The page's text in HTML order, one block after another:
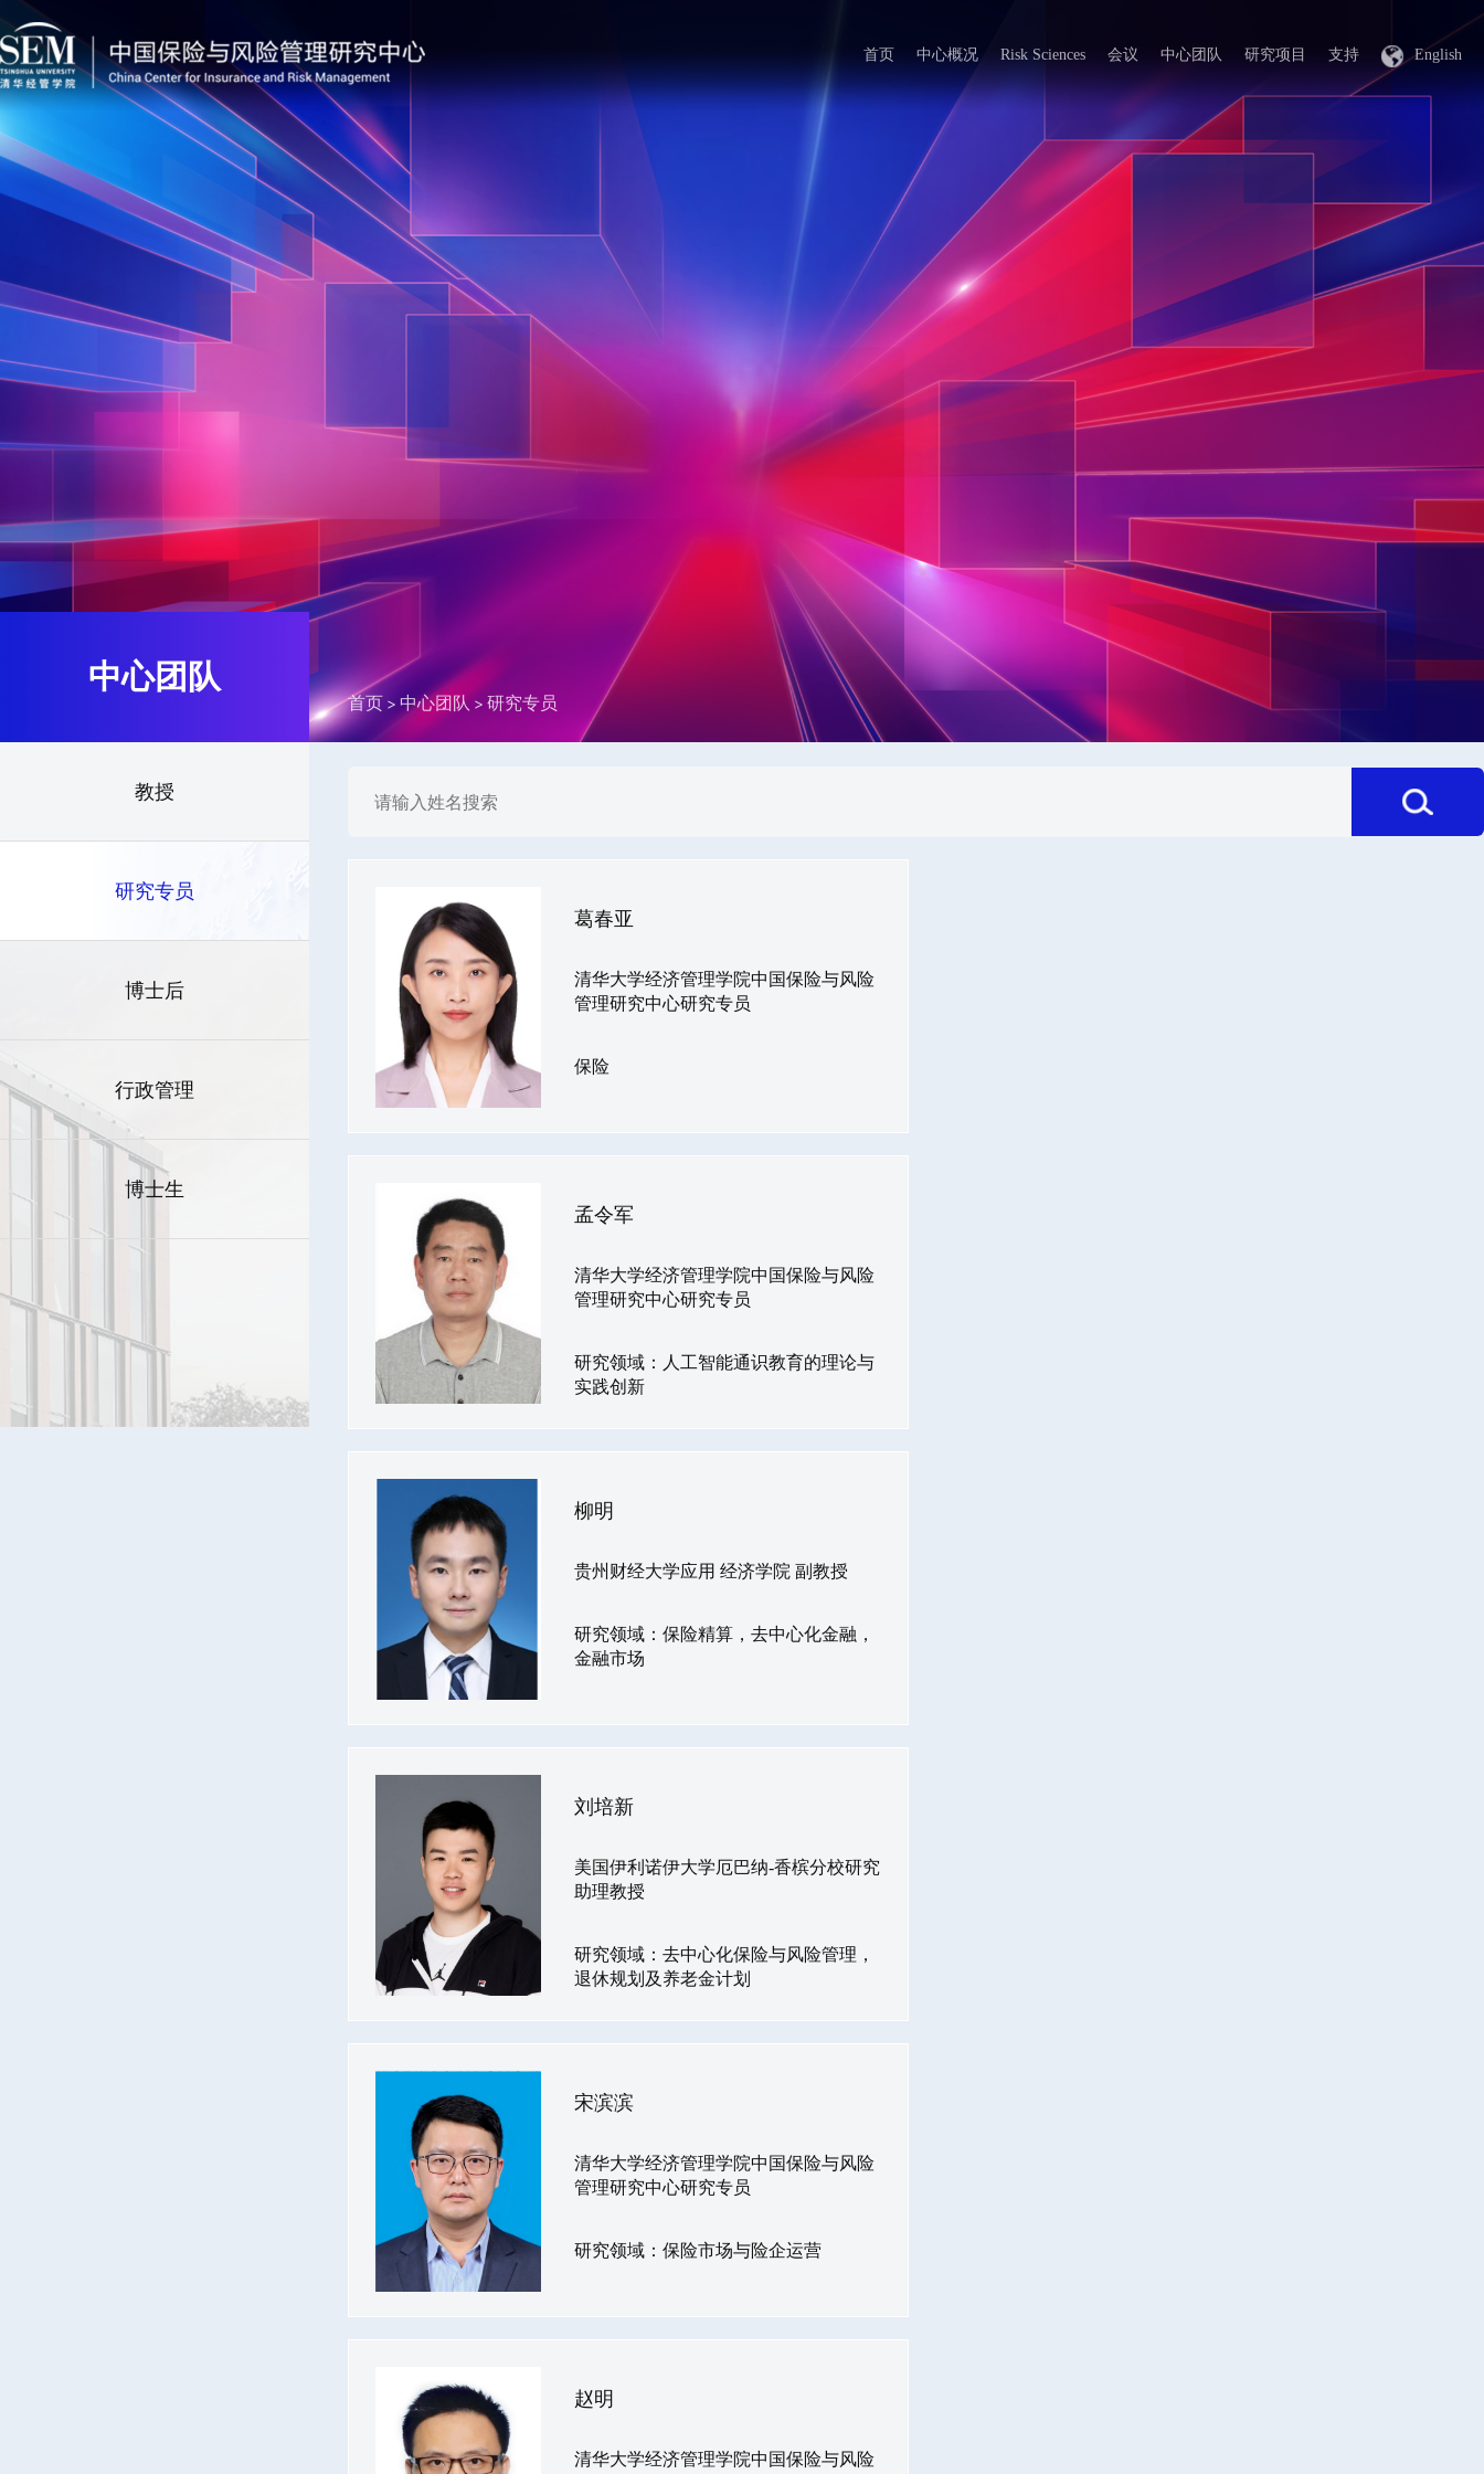
首页 中心概况 Risk Sciences 会议 中心团队 研究项目 支持 English
中心团队
教授
研究专员
博士后
行政管理
博士生
首页 中心团队 研究专员
葛春亚
清华大学经济管理学院中国保险与风险
管理研究中心研究专员
保险
孟令军
清华大学经济管理学院中国保险与风险
管理研究中心研究专员
研究领域：人工智能通识教育的理论与
实践创新
柳明
贵州财经大学应用 经济学院 副教授
研究领域：保险精算，去中心化金融，
金融市场
刘培新
美国伊利诺伊大学厄巴纳-香槟分校研究
助理教授
研究领域：去中心化保险与风险管理，
退休规划及养老金计划
宋滨滨
清华大学经济管理学院中国保险与风险
管理研究中心研究专员
研究领域：保险市场与险企运营
赵明
清华大学经济管理学院中国保险与风险